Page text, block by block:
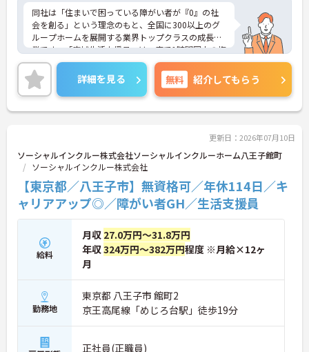
同社は「住まいで困っている障がい者が『0』の社
会を創る」という理念のもと、全国に300以上のグ
ループホームを展開する業界トップクラスの成長企
業です。「広域生活支援員」は、車で1時間圏内の複
数施設を横断的に担当し、現場支援とパートスタッ
フのサポートを行うハイクラスなポジションです。
最新設備とバリアフリーが完備され、スタッフの身
体的負担が少なく、広域手当5万円が付与されるこ
とで高い給与水準を実現しています。年間休日114
効率化など、ワークライフバランスを保ちながら定
年70歳まで長期的に活躍できる制度が盤石に整って
います。複数施設を経験することで培われるマネジ
メント視点は、将来的なエリアマネージャーへのキ
ャリアアップにも直結しており、最新の環境で専門
性を発揮したいプロフェッショナルの方にお勧めで
す。
★おすすめPOINT★
・広域支援員として複数のホームを巡るため、各ホ
ームのパートスタッフの教育やサポートにも携わる
ネージャー候補としてのステップアップに直結しま
す。
があり、20代から60代まで幅広い年代が活躍してい
ます。年間休日も114日確保されているため、無理
詳細を見る 無料 紹介してもらう
更新日：2026年07月10日
ソーシャルインクルー株式会社ソーシャルインクルーホーム八王子館町
ソーシャルインクルー株式会社
【東京都／八王子市】無資格可／年休114日／キ
ャリアアップ◎／障がい者GH／生活支援員
給料
月収 27.0万円～31.8万円
年収324万円～382万円程度 ※月給×12ヶ
月
勤務地
東京都 八王子市 館町2
京王高尾線「めじろ台駅」徒歩19分
正社員(正職員)